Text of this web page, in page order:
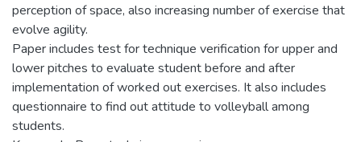
perception of space, also increasing number of exercise that
evolve agility.
Paper includes test for technique verification for upper and
lower pitches to evaluate student before and after
implementation of worked out exercises. It also includes
questionnaire to find out attitude to volleyball among
students.